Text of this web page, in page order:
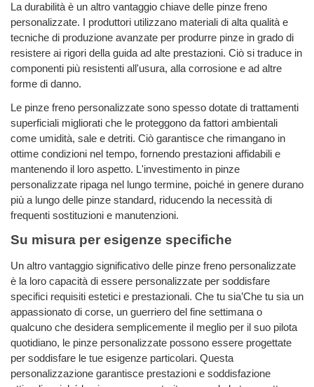
La durabilità è un altro vantaggio chiave delle pinze freno
personalizzate. I produttori utilizzano materiali di alta qualità e
tecniche di produzione avanzate per produrre pinze in grado di
resistere ai rigori della guida ad alte prestazioni. Ciò si traduce in
componenti più resistenti all'usura, alla corrosione e ad altre
forme di danno.
Le pinze freno personalizzate sono spesso dotate di trattamenti
superficiali migliorati che le proteggono da fattori ambientali
come umidità, sale e detriti. Ciò garantisce che rimangano in
ottime condizioni nel tempo, fornendo prestazioni affidabili e
mantenendo il loro aspetto. L'investimento in pinze
personalizzate ripaga nel lungo termine, poiché in genere durano
più a lungo delle pinze standard, riducendo la necessità di
frequenti sostituzioni e manutenzioni.
Su misura per esigenze specifiche
Un altro vantaggio significativo delle pinze freno personalizzate
è la loro capacità di essere personalizzate per soddisfare
specifici requisiti estetici e prestazionali. Che tu sia’Che tu sia un
appassionato di corse, un guerriero del fine settimana o
qualcuno che desidera semplicemente il meglio per il suo pilota
quotidiano, le pinze personalizzate possono essere progettate
per soddisfare le tue esigenze particolari. Questa
personalizzazione garantisce prestazioni e soddisfazione